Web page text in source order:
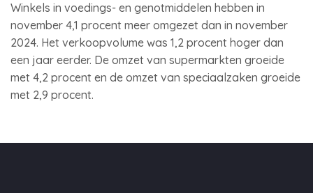
Winkels in voedings- en genotmiddelen hebben in
november 4,1 procent meer omgezet dan in november
2024. Het verkoopvolume was 1,2 procent hoger dan
een jaar eerder. De omzet van supermarkten groeide
met 4,2 procent en de omzet van speciaalzaken groeide
met 2,9 procent.